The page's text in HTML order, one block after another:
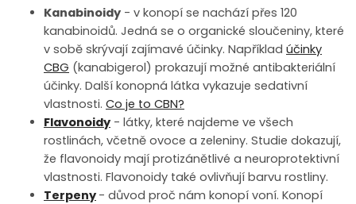
Kanabinoidy - v konopí se nachází přes 120
kanabinoidů. Jedná se o organické sloučeniny, které
v sobě skrývají zajímavé účinky. Například účinky
CBG (kanabigerol) prokazují možné antibakteriální
účinky. Další konopná látka vykazuje sedativní
vlastnosti. Co je to CBN?
Flavonoidy - látky, které najdeme ve všech
rostlinách, včetně ovoce a zeleniny. Studie dokazují,
že flavonoidy mají protizánětlivé a neuroprotektivní
vlastnosti. Flavonoidy také ovlivňují barvu rostliny.
Terpeny - důvod proč nám konopí voní. Konopí